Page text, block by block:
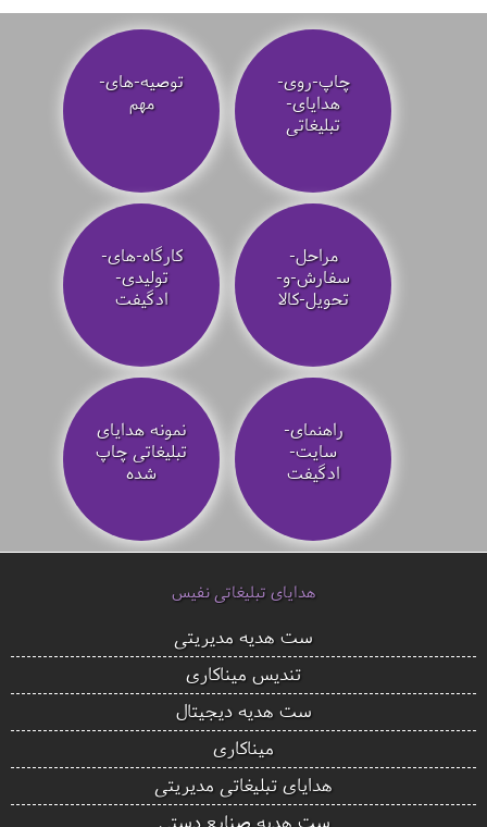
چاپ-روی-
هدایای-
تبلیغاتی
توصیه‌-های-
مهم
مراحل-
سفارش-و-
تحویل-کالا
کارگاه-های-
تولیدی-
ادگیفت
راهنمای-
سایت-
ادگیفت
نمونه هدایای
تبلیغاتی چاپ
شده
هدایای تبلیغاتی نفیس
ست هدیه مدیریتی
تندیس میناکاری
ست هدیه دیجیتال
میناکاری
هدایای تبلیغاتی مدیریتی
ست هدیه صنایع دستی